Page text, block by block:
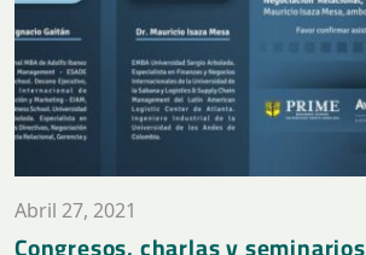
Abril 27, 2021